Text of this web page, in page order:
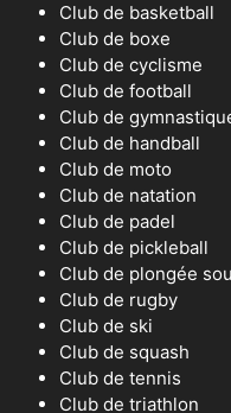
Club de basketball
Club de boxe
Club de cyclisme
Club de football
Club de
Club de handball
Club de moto
Club de natation
Club de padel
Club de pickleball
Club de plongée
Club de rugby
Club de ski
Club de squash
Club de tennis
Club de triathlon